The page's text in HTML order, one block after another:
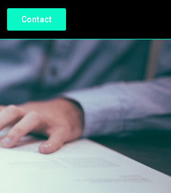
Contact